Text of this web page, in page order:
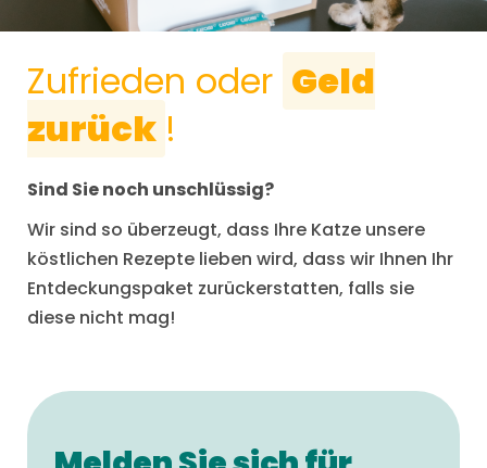
Zufrieden oder Geld
zurück !
Sind Sie noch unschlüssig?
Wir sind so überzeugt, dass Ihre Katze unsere
köstlichen Rezepte lieben wird, dass wir Ihnen Ihr
Entdeckungspaket zurückerstatten, falls sie
diese nicht mag!